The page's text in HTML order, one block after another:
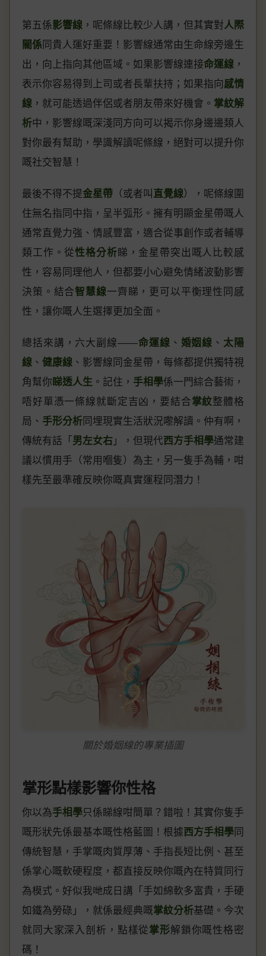
第五係影響線 ，呢條線比較少人講，但其實對人際
關係 同貴人運好重要！影響線通常由生命線旁邊生
出，向上指向其他區域。如果影響線連接命運線 ，
表示你容易得到上司或者長輩扶持；如果指向感情
線 ，就可能透過伴侶或者朋友帶來好機會。 掌紋解
析中，影響線嘅深淺同方向可以揭示你身邊邊類人
對你最有幫助，學識解讀呢條線，絕對可以提升你
嘅社交智慧！
最後不得不提金星帶 （或者叫 直覺線），呢條線圍
住無名指同中指，呈半弧形。擁有明顯金星帶嘅人
通常直覺力強、情感豐富，適合從事創作或者輔導
類工作。從性格分析睇，金星帶突出嘅人比較感
性，容易同理他人，但都要小心避免情緒波動影響
決策。結合智慧線一齊睇，更可以平衡理性同感
性，讓你嘅人生選擇更加全面。
總括來講，六大副線——命運線 、 婚姻線 、 太陽
線 、 健康線 、影響線同金星帶，每條都提供獨特視
角幫你 睇透人生 。記住， 手相學係一門綜合藝術，
唔好單憑一條線就斷定吉凶，要結合掌紋整體格
局、 手形分析 同埋現實生活狀況嚟解讀。仲有啊，
傳統有話「 男左女右 」，但現代西方手相學通常建
議以慣用手（常用嗰隻）為主，另一隻手為輔，咁
樣先至最準確反映你嘅真實運程同潛力！
關於婚姻線的專業插圖
掌形點樣影響你性格
你以為手相學只係睇線咁簡單？錯啦！其實你隻手
嘅形狀先係最基本嘅性格藍圖！根據西方手相學 同
傳統智慧，手掌嘅肉質厚薄、手指長短比例、甚至
係掌心嘅軟硬程度，都直接反映你嘅內在特質同行
為模式。好似我哋成日講「手如綿軟多富貴，手硬
如鐵為勞碌」，就係最經典嘅掌紋分析基礎。今次
就同大家深入剖析，點樣從掌形解鎖你嘅性格密
碼！